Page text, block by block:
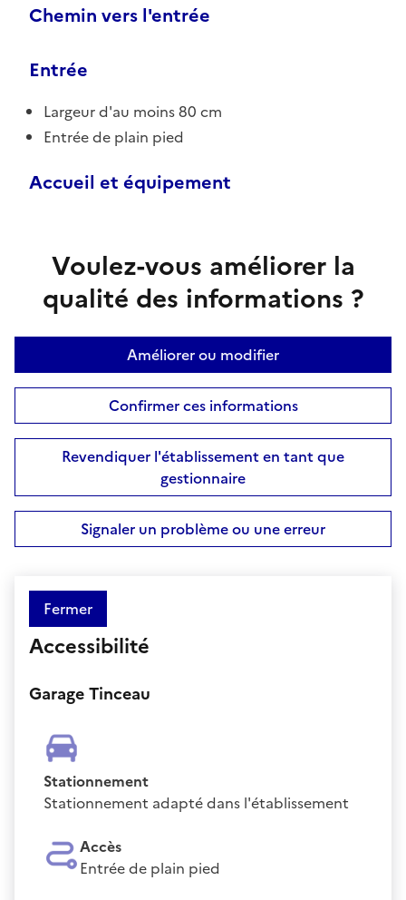
Chemin vers l'entrée
Entrée
Largeur d'au moins 80 cm
Entrée de plain pied
Accueil et équipement
Voulez-vous améliorer la
qualité des informations ?
Améliorer ou modifier
Confirmer ces informations
Revendiquer l'établissement en tant que
gestionnaire
Signaler un problème ou une erreur
Fermer
Accessibilité
Garage Tinceau
Stationnement
Stationnement adapté dans l'établissement
Accès
Entrée de plain pied